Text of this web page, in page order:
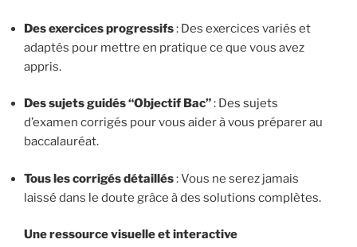
Des exercices progressifs: Des exercices variés et
adaptés pour mettre en pratique ce que vous avez
appris.
Des sujets guidés “Objectif Bac”: Des sujets
d’examen corrigés pour vous aider à vous préparer au
baccalauréat.
Tous les corrigés détaillés: Vous ne serez jamais
laissé dans le doute grâce à des solutions complètes.
Une ressource visuelle et interactive